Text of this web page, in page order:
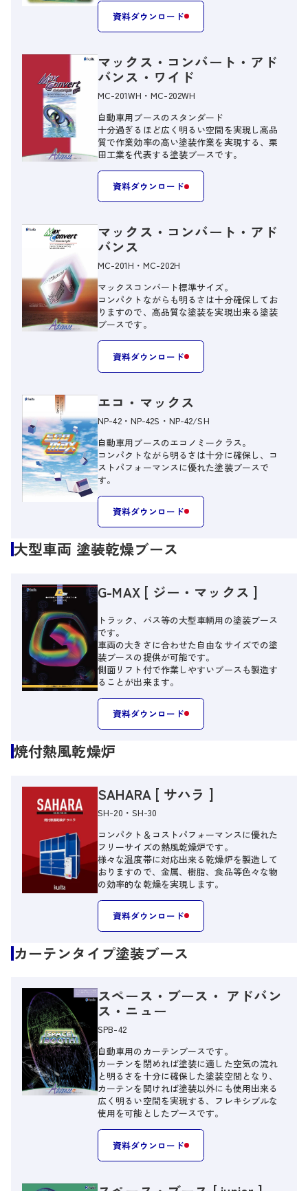
資料ダウンロード
マックス・コンバート・アド
バンス・ワイド
MC-201WH・MC-202WH
自動車用ブースのスタンダード
十分過ぎるほど広く明るい空間を実現し高品
質で作業効率の高い塗装作業を実現する、栗
田工業を代表する塗装ブースです。
資料ダウンロード
マックス・コンバート・アド
バンス
MC-201H・MC-202H
マックスコンバート標準サイズ。
コンパクトながらも明るさは十分確保してお
りますので、高品質な塗装を実現出来る塗装
ブースです。
資料ダウンロード
エコ・マックス
NP-42・NP-42S・NP-42/SH
自動車用ブースのエコノミークラス。
コンパクトながら明るさは十分に確保し、コ
ストパフォーマンスに優れた塗装ブースで
す。
資料ダウンロード
大型車両 塗装乾燥ブース
G-MAX [ ジー・マックス ]
トラック、バス等の大型車輌用の塗装ブース
です。
車両の大きさに合わせた自由なサイズでの塗
装ブースの提供が可能です。
側面リフト付で作業しやすいブースも製造す
ることが出来ます。
資料ダウンロード
焼付熱風乾燥炉
SAHARA [ サハラ ]
SH-20・SH-30
コンパクト＆コストパフォーマンスに優れた
フリーサイズの熱風乾燥炉です。
様々な温度帯に対応出来る乾燥炉を製造して
おりますので、金属、樹脂、食品等色々な物
の効率的な乾燥を実現します。
資料ダウンロード
カーテンタイプ塗装ブース
スペース・ブース・ アドバン
ス・ニュー
SPB-42
自動車用のカーテンブースです。
カーテンを閉めれば塗装に適した空気の流れ
と明るさを十分に確保した塗装空間となり、
カーテンを開ければ塗装以外にも使用出来る
広く明るい空間を実現する、フレキシブルな
使用を可能としたブースです。
資料ダウンロード